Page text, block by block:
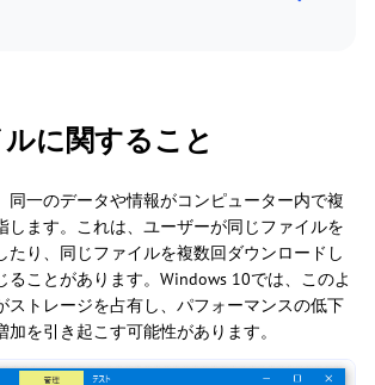
に関すること
同一のデータや情報がコンピューター内で複
します。これは、ユーザーが同じファイルを
たり、同じファイルを複数回ダウンロードし
ることがあります。Windows 10では、このよ
ストレージを占有し、パフォーマンスの低下
を引き起こす可能性があります。